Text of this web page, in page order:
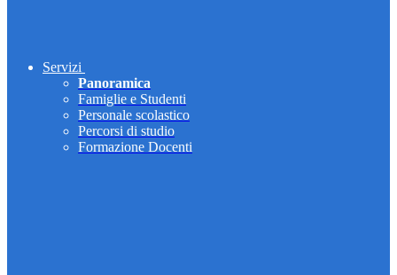
Servizi
Panoramica
Famiglie e Studenti
Personale scolastico
Percorsi di studio
Formazione Docenti